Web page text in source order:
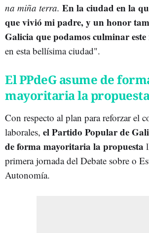
na miña terra. En la ciudad en la
que vivió mi padre, y un honor
Galicia que podamos culminar
en esta bellísima ciudad".
El PPdeG asume de
mayoritaria la propuesta
Con respecto al plan para reforzar el
laborales, el Partido Popular de
de forma mayoritaria la propuesta
primera jornada del Debate sobre o
Autonomía.